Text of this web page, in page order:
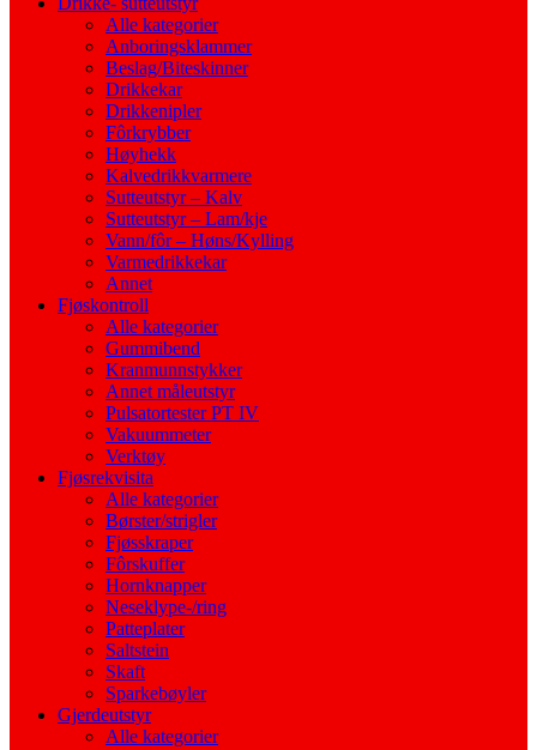
Alle kategorier
Anboringsklammer
Beslag/Biteskinner
Drikkekar
Drikkenipler
Fôrkrybber
Høyhekk
Kalvedrikkvarmere
Sutteutstyr – Kalv
Sutteutstyr – Lam/kje
Vann/fôr – Høns/Kylling
Varmedrikkekar
Annet
Fjøskontroll
Alle kategorier
Gummibend
Kranmunnstykker
Annet måleutstyr
Pulsatortester PT IV
Vakuummeter
Verktøy
Fjøsrekvisita
Alle kategorier
Børster/strigler
Fjøsskraper
Fôrskuffer
Hornknapper
Neseklype-/ring
Patteplater
Saltstein
Skaft
Sparkebøyler
Gjerdeutstyr
Alle kategorier